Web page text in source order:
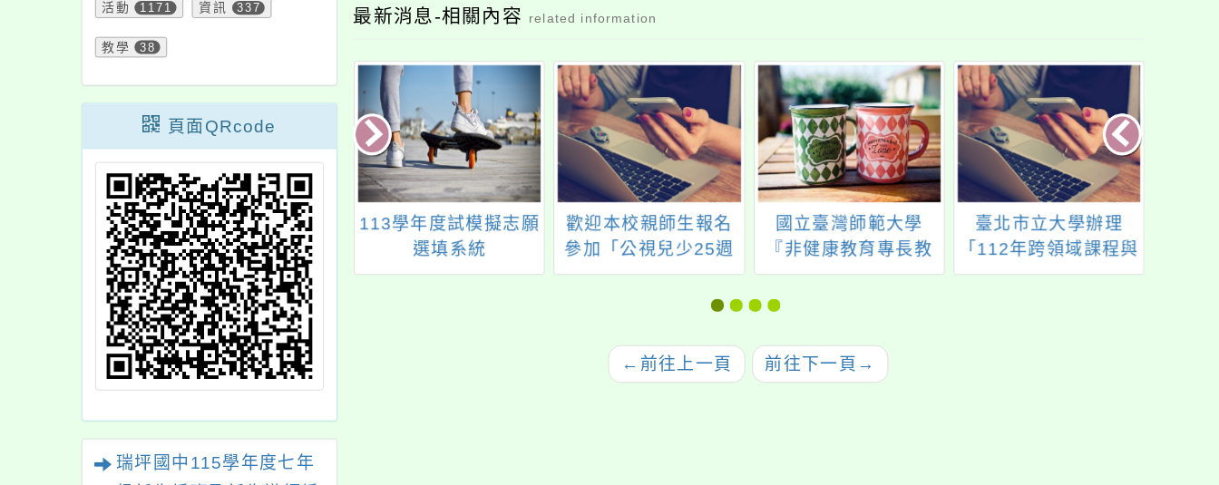
活動 1171 資訊 337
教學 38
頁面QRcode
瑞坪國中115學年度七年
最新消息-相關內容 related information
學力檢測線上
財團法人語言訓練測
驗中心「全民英檢」
各級測驗報名中
113學年度試模擬志願
選填系統
歡迎本校親師生報名
參加「公視兒少25週
年系列節目試映X座談
會」，敬請查照。
國立臺灣師範大學
『非健康教育專長教
師』教學專業能力計
畫之健康教育關鍵36
臺北市立大學辦理
「112年跨領域課程與
教學領導國際學術研
← 前往上一頁 前往下一頁 →